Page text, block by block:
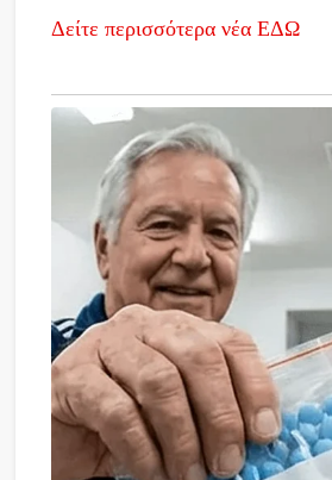
Δείτε περισσότερα νέα ΕΔΩ